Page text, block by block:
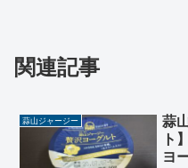
関連記事
蒜山ジャージー
蒜
ト
ヨ